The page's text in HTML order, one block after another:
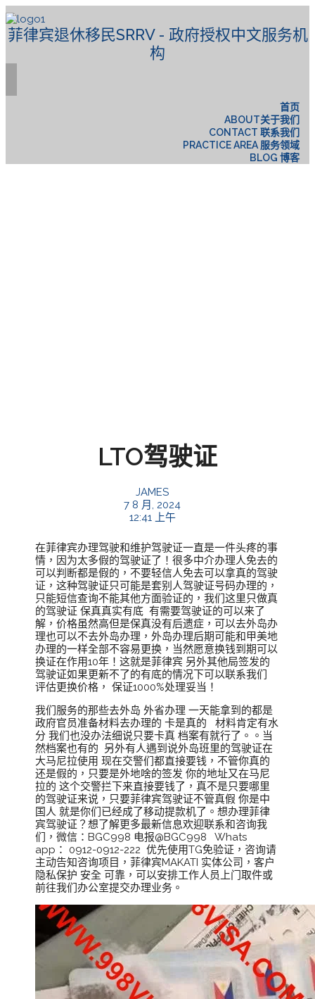
菲律宾退休移民SRRV - 政府授权中文服务机
构
首页
ABOUT关于我们
CONTACT 联系我们
PRACTICE AREA 服务领域
BLOG 博客
LTO驾驶证
JAMES
7 8 月, 2024
12:41 上午
在菲律宾办理驾驶和维护驾驶证一直是一件头疼的事
情，因为太多假的驾驶证了！很多中介办理人免去的
可以判断都是假的，不要轻信人免去可以拿真的驾驶
证，这种驾驶证只可能是套别人驾驶证号码办理的，
只能短信查询不能其他方面验证的，我们这里只做真
的驾驶证 保真真实有底 有需要驾驶证的可以来了
解，价格虽然高但是保真没有后遗症，可以去外岛办
理也可以不去外岛办理，外岛办理后期可能和甲美地
办理的一样全部不容易更换，当然愿意换钱到期可以
换证在作用10年！这就是菲律宾 另外其他局签发的
驾驶证如果更新不了的有底的情况下可以联系我们
评估更换价格， 保证1000%处理妥当！
我们服务的那些去外岛 外省办理 一天能拿到的都是
政府官员准备材料去办理的 卡是真的 材料肯定有水
分 我们也没办法细说只要卡真 档案有就行了。。当
然档案也有的 另外有人遇到说外岛班里的驾驶证在
大马尼拉使用 现在交警们都直接要钱，不管你真的
还是假的，只要是外地啥的签发 你的地址又在马尼
拉的 这个交警拦下来直接要钱了，真不是只要哪里
的驾驶证来说，只要菲律宾驾驶证不管真假 你是中
国人 就是你们已经成了移动提款机了。想办理菲律
宾驾驶证？想了解更多最新信息欢迎联系和咨询我
们，微信：BGC998 电报@BGC998 Whats
app： 0912-0912-222 优先使用TG免验证，咨询请
主动告知咨询项目，菲律宾MAKATI 实体公司，客户
隐私保护 安全 可靠，可以安排工作人员上门取件或
前往我们办公室提交办理业务。